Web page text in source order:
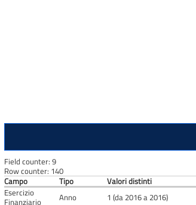
Field counter: 9
Row counter: 140
Campo
Tipo Valori distinti
Esercizio
Finanziario
Anno 1 (da 2016 a 2016)